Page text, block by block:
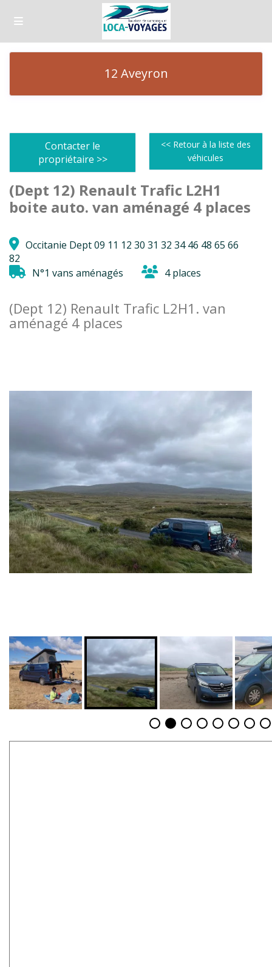
12 Aveyron
Contacter le
propriétaire >>
<< Retour à la liste des
véhicules
(Dept 12) Renault Trafic L2H1
boite auto. van aménagé 4 places
Occitanie Dept 09 11 12 30 31 32 34 46 48 65 66
82
N°1 vans aménagés
4 places
(Dept 12) Renault Trafic L2H1. van
aménagé 4 places